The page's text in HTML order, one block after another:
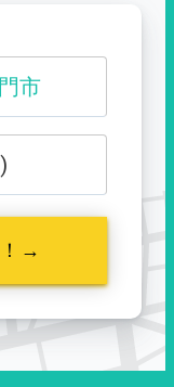
→